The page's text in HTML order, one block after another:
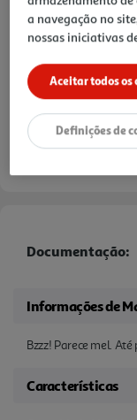
Documentação:
Informações de
Bzzz! Parece mel. Até
Características
a navegação no
nossas iniciativas
Aceitar todos os
Definições de